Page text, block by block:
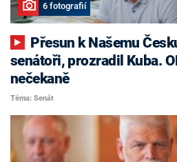
6 fotografií
senátoři, prozradil Kuba.
nečekaně
Téma: Senát